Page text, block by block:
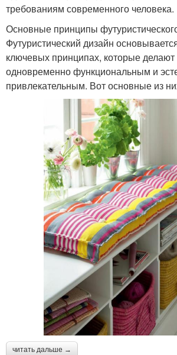
требованиям современного человека.
Основные принципы
Футуристический дизайн
ключевых принципах, которые делают
одновременно функциональным и
привлекательным. Вот основные из
читать дальше →